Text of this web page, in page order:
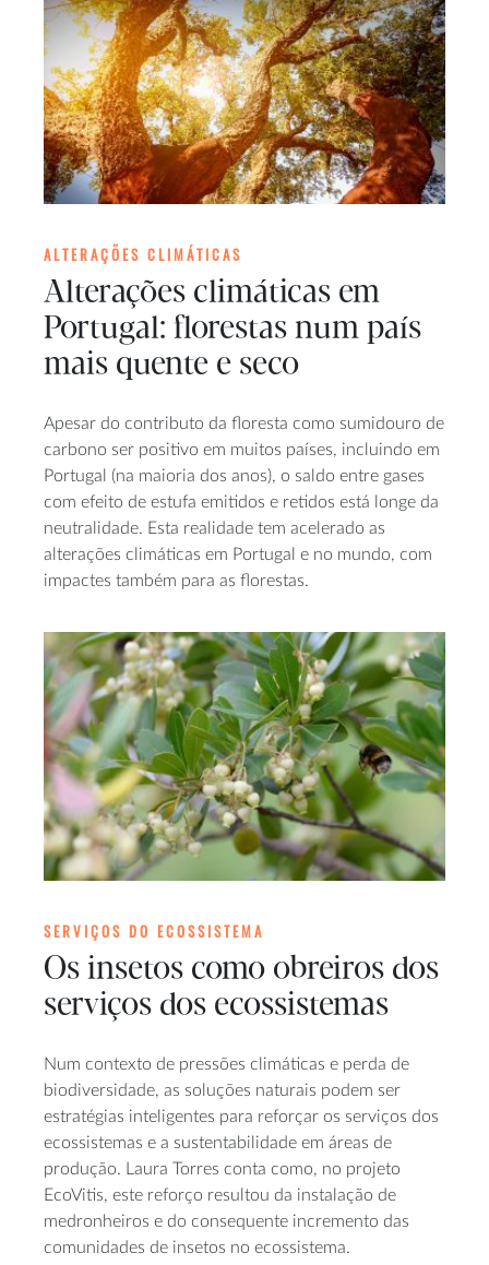
ALTERAÇÕES CLIMÁTICAS
Alterações climáticas em
Portugal: florestas num país
mais quente e seco
Apesar do contributo da floresta como sumidouro de
carbono ser positivo em muitos países, incluindo em
Portugal (na maioria dos anos), o saldo entre gases
com efeito de estufa emitidos e retidos está longe da
neutralidade. Esta realidade tem acelerado as
alterações climáticas em Portugal e no mundo, com
impactes também para as florestas.
SERVIÇOS DO ECOSSISTEMA
Os insetos como obreiros dos
serviços dos ecossistemas
Num contexto de pressões climáticas e perda de
biodiversidade, as soluções naturais podem ser
estratégias inteligentes para reforçar os serviços dos
ecossistemas e a sustentabilidade em áreas de
produção. Laura Torres conta como, no projeto
EcoVitis, este reforço resultou da instalação de
medronheiros e do consequente incremento das
comunidades de insetos no ecossistema.